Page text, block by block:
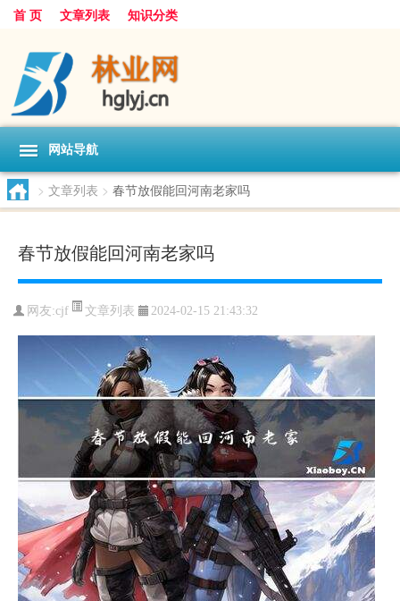
首 页 文章列表 知识分类
网站导航
> 文章列表 > 春节放假能回河南老家吗
春节放假能回河南老家吗
网友:cjf 文章列表 2024-02-15 21:43:32